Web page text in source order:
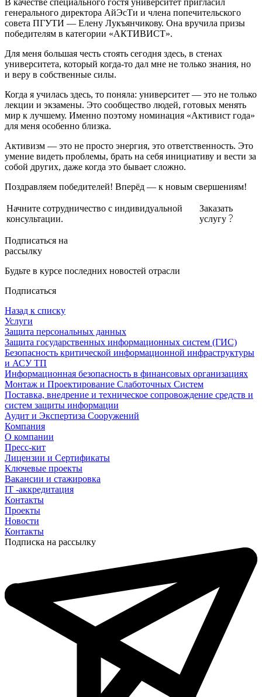
генерального директора АйЭсТи и члена попечительского
совета ПГУТИ — Елену Лукъянчикову. Она вручила призы
победителям в категории «АКТИВИСТ».
Для меня большая честь стоять сегодня здесь, в стенах
университета, который когда-то дал мне не только знания, но
и веру в собственные силы.
Когда я училась здесь, то поняла: университет — это не только
лекции и экзамены. Это сообщество людей, готовых менять
мир к лучшему. Именно поэтому номинация «Активист года»
для меня особенно близка.
Активизм — это не просто энергия, это ответственность. Это
умение видеть проблемы, брать на себя инициативу и вести за
собой других, даже когда это бывает сложно.
Поздравляем победителей! Вперёд — к новым свершениям!
Начните сотрудничество с индивидуальной
консультации.
Заказать
услугу
Подписаться на
рассылку
Будьте в курсе последних новостей отрасли
Подписаться
Назад к списку
Услуги
Защита персональных данных
Защита государственных информационных систем (ГИС)
Безопасность критической информационной инфраструктуры
и АСУ ТП
Информационная безопасность в финансовых организациях
Монтаж и Проектирование Слаботочных Систем
Поставка, внедрение и техническое сопровождение средств и
систем защиты информации
Аудит и Экспертиза Сооружений
Компания
О компании
Пресс-кит
Лицензии и Сертификаты
Ключевые проекты
Вакансии и стажировка
IT -аккредитация
Контакты
Проекты
Новости
Контакты
Подписка на рассылку